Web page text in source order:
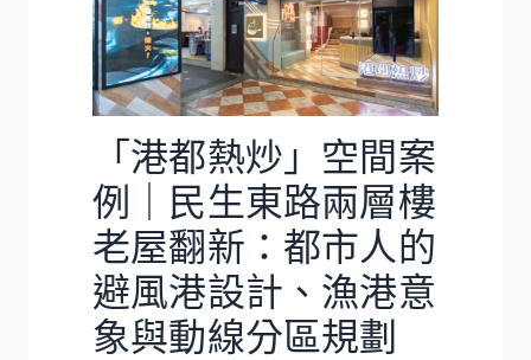
「港都熱炒」空間案
例｜民生東路兩層樓
老屋翻新：都市人的
避風港設計、漁港意
象與動線分區規劃